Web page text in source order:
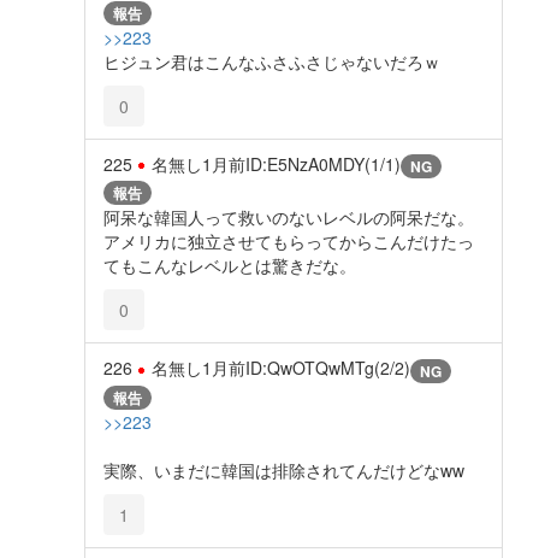
報告
>>223
ヒジュン君はこんなふさふさじゃないだろｗ
0
225 名無し1月前ID:E5NzA0MDY(1/1) NG
報告
阿呆な韓国人って救いのないレベルの阿呆だな。
アメリカに独立させてもらってからこんだけたっ
てもこんなレベルとは驚きだな。
0
226 名無し1月前ID:QwOTQwMTg(2/2) NG
報告
>>223
実際、いまだに韓国は排除されてんだけどなww
1